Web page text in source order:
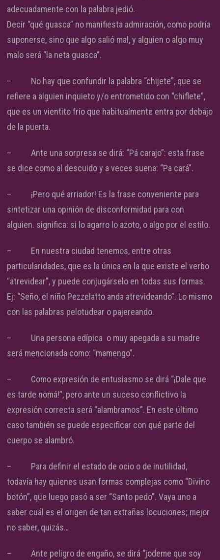
adecuadamente con la palabra jedió.
Decir “qué guasca” no manifiesta admiración, como podría
suponerse, sino que algo salió mal, y alguien o algo muy
malo será “la neta guasca”.
– No hay que confundir la palabra “chijete”, que se
refiere a alguien inquieto y/o entrometido con “chiflete”,
que es un vientito frío que habitualmente entra por debajo
de la puerta.
– Ante una sorpresa se dirá: “Pá carajo”: esta frase
se dice como al descuido y a veces suena: “Pa cará”.
– ¡Pero qué arriador! Es la frase conveniente para
sintetizar una opinión de disconformidad para con
alguien. significa: si lo agarro lo azoto, o algo por el estilo.
– En nuestra ciudad tenemos, entre otras
particularidades, que es la única en la que existe el verbo
“atrevidear”, y puede conjugárselo en todas sus formas.
Ej: “Seño, el niño Pezzelatto anda atrevideando”. Lo mismo
con las palabras pelotudear o pajereando.
– Una persona edípica o muy apegada a su madre
será mencionada como: “mamengo”.
– Como expresión de entusiasmo se dirá “¡Dale que
es tarde nomá!”, pero ante un suceso conflictivo la
expresión correcta será “alambramos”. En este último
caso también se puede especificar con qué parte del
cuerpo se alambró.
– Para definir el estado de ocio o de inutilidad,
todavía hay quienes usan formas complejas como “Divino
botón”, que luego pasó a ser “Santo pedo”. Vaya uno a
saber cuál es el origen de tan extrañas locuciones; mejor
no saber, quizás…
– Ante peligro de engaño, se dirá “jodeme que soy